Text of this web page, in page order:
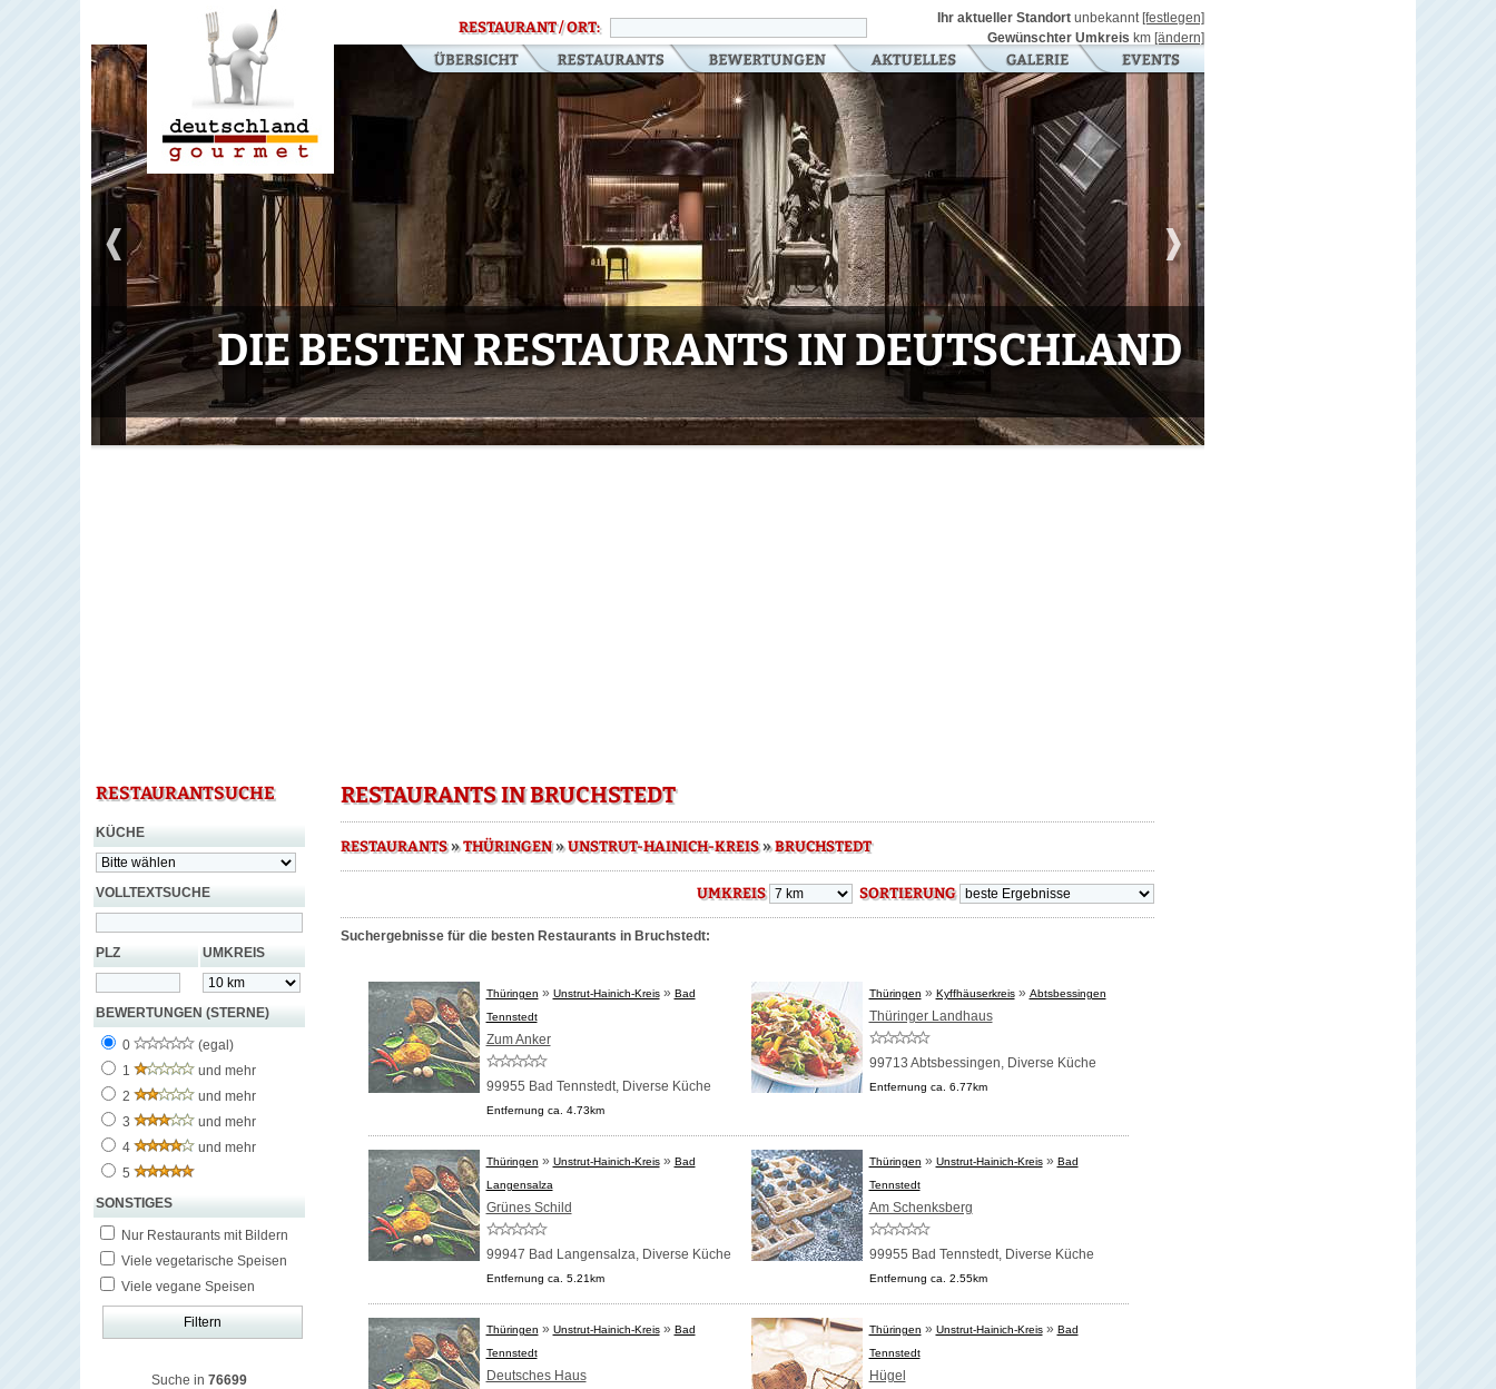
RESTAURANT / ORT:
Ihr aktueller Standort unbekannt [festlegen]
Gewünschter Umkreis km [ändern]
DIE BESTEN RESTAURANTS IN DEUTSCHLAND
RESTAURANTSUCHE
KÜCHE
VOLLTEXTSUCHE
PLZ UMKREIS
BEWERTUNGEN (STERNE)
0
(egal)
1
und mehr
2
und mehr
3
und mehr
4
und mehr
5
SONSTIGES
Nur Restaurants mit Bildern
Viele vegetarische Speisen
Viele vegane Speisen
Suche in 76699
RESTAURANTS IN BRUCHSTEDT
RESTAURANTS»THÜRINGEN»UNSTRUT-HAINICH-KREIS»BRUCHSTEDT
UMKREIS SORTIERUNG
Suchergebnisse für die besten Restaurants in Bruchstedt:
Thüringen » Unstrut-Hainich-Kreis» Bad
Tennstedt
Zum Anker
99955 Bad Tennstedt, Diverse Küche
Entfernung ca. 4.73km
Thüringen » Kyffhäuserkreis» Abtsbessingen
Thüringer Landhaus
99713 Abtsbessingen, Diverse Küche
Entfernung ca. 6.77km
Thüringen » Unstrut-Hainich-Kreis» Bad
Langensalza
Grünes Schild
99947 Bad Langensalza, Diverse Küche
Entfernung ca. 5.21km
Thüringen » Unstrut-Hainich-Kreis» Bad
Tennstedt
Am Schenksberg
99955 Bad Tennstedt, Diverse Küche
Entfernung ca. 2.55km
Thüringen » Unstrut-Hainich-Kreis» Bad
Tennstedt
Deutsches Haus
Thüringen » Unstrut-Hainich-Kreis» Bad
Tennstedt
Hügel